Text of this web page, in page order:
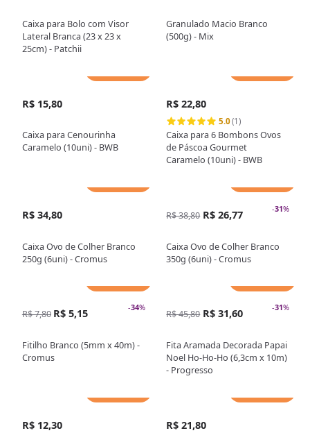
Caixa para Bolo com Visor
Lateral Branca (23 x 23 x
25cm) - Patchii
Granulado Macio Branco
(500g) - Mix
R$ 15,80
Caixa para Cenourinha
Caramelo (10uni) - BWB
R$ 22,80
5.0(1)
Caixa para 6 Bombons Ovos
de Páscoa Gourmet
Caramelo (10uni) - BWB
R$ 34,80
Caixa Ovo de Colher Branco
250g (6uni) - Cromus
-31%
R$ 38,80 R$ 26,77
Caixa Ovo de Colher Branco
350g (6uni) - Cromus
-34%
R$ 7,80 R$ 5,15
Fitilho Branco (5mm x 40m) -
Cromus
-31%
R$ 45,80 R$ 31,60
Fita Aramada Decorada Papai
Noel Ho-Ho-Ho (6,3cm x 10m)
- Progresso
R$ 12,30 R$ 21,80